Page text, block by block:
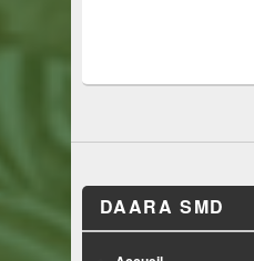
DAARA SMD